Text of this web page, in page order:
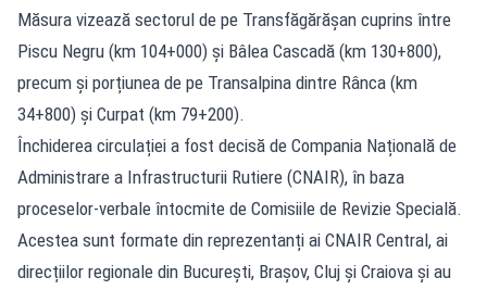
Măsura vizează sectorul de pe Transfăgărășan cuprins între
Piscu Negru (km 104+000) și Bâlea Cascadă (km 130+800),
precum și porțiunea de pe Transalpina dintre Rânca (km
34+800) și Curpat (km 79+200).
Închiderea circulației a fost decisă de Compania Națională de
Administrare a Infrastructurii Rutiere (CNAIR), în baza
proceselor-verbale întocmite de Comisiile de Revizie Specială.
Acestea sunt formate din reprezentanți ai CNAIR Central, ai
direcțiilor regionale din București, Brașov, Cluj și Craiova și au